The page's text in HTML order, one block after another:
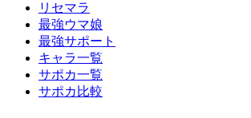
リセマラ
最強ウマ娘
最強サポート
キャラ一覧
サポカ一覧
サポカ比較